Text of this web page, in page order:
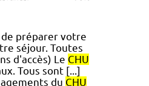
préparer votre
séjour. Toutes
d'accès) Le CHU
Tous sont [...]
du CHU